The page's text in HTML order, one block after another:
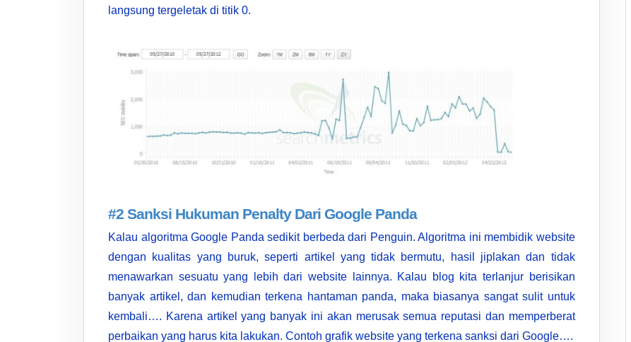
langsung tergeletak di titik 0.
#2 Sanksi Hukuman Penalty Dari Google Panda
Kalau algoritma Google Panda sedikit berbeda dari Penguin. Algoritma ini membidik website
dengan kualitas yang buruk, seperti artikel yang tidak bermutu, hasil jiplakan dan tidak
menawarkan sesuatu yang lebih dari website lainnya. Kalau blog kita terlanjur berisikan
banyak artikel, dan kemudian terkena hantaman panda, maka biasanya sangat sulit untuk
kembali…. Karena artikel yang banyak ini akan merusak semua reputasi dan memperberat
perbaikan yang harus kita lakukan. Contoh grafik website yang terkena sanksi dari Google….